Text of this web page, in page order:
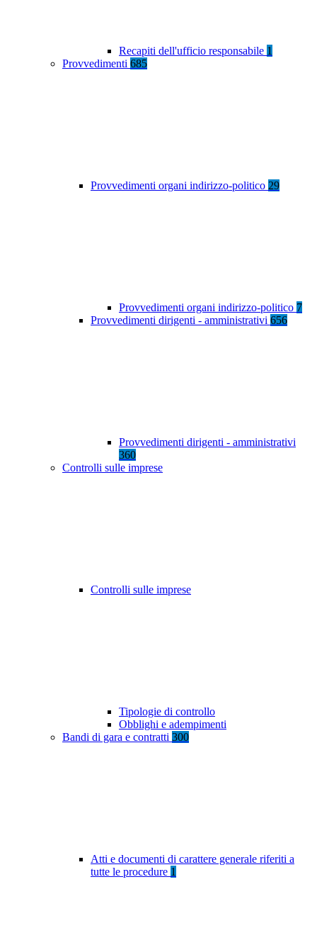
Recapiti dell'ufficio responsabile 1
Provvedimenti 685
Provvedimenti organi indirizzo-politico 29
Provvedimenti organi indirizzo-politico 7
Provvedimenti dirigenti - amministrativi 656
Provvedimenti dirigenti - amministrativi
360
Controlli sulle imprese
Controlli sulle imprese
Tipologie di controllo
Obblighi e adempimenti
Bandi di gara e contratti 300
Atti e documenti di carattere generale riferiti a
tutte le procedure 1